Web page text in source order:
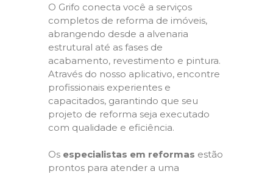
O Grifo conecta você a serviços
completos de reforma de imóveis,
abrangendo desde a alvenaria
estrutural até as fases de
acabamento, revestimento e pintura.
Através do nosso aplicativo, encontre
profissionais experientes e
capacitados, garantindo que seu
projeto de reforma seja executado
com qualidade e eficiência.
Os especialistas em reformas estão
prontos para atender a uma